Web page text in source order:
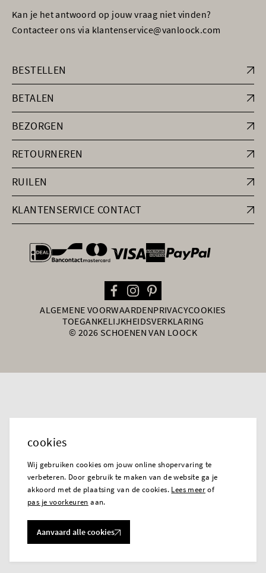
Kan je het antwoord op jouw vraag niet vinden?
Contacteer ons via klantenservice@vanloock.com
BESTELLEN
BETALEN
BEZORGEN
RETOURNEREN
RUILEN
KLANTENSERVICE CONTACT
general.paymentOptions
ALGEMENE VOORWAARDENPRIVACYCOOKIES
TOEGANKELIJKHEIDSVERKLARING
© 2026 SCHOENEN VAN LOOCK
cookies
Wij gebruiken cookies om jouw online shopervaring te
verbeteren. Door gebruik te maken van de website ga je
akkoord met de plaatsing van de cookies. Lees meerof
pas je voorkeuren aan.
Aanvaard alle cookies